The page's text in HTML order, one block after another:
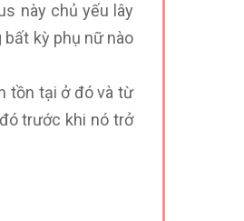
này chủ yếu lây
kỳ phụ nữ nào
tồn tại ở đó và từ
trước khi nó trở